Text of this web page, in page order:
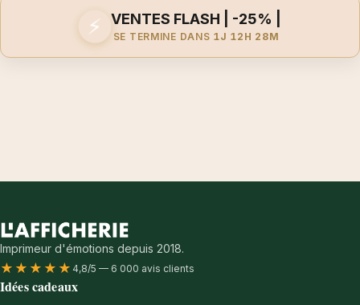
⚡ VENTES FLASH | -25% |
SE TERMINE DANS 1J 12H 28M
Imprimeur d'émotions depuis 2018.
★★★★★ 4,8/5 — 6 000 avis clients
Idées cadeaux